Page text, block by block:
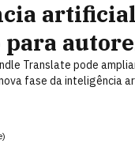
Translate pode
fase da inteligência